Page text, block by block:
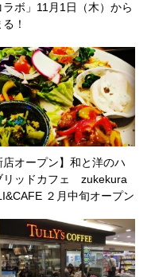
ラボ」11月1日（木）から
！
店オープン】和と洋のハ
リッドカフェ zukekura
２月中旬オープン